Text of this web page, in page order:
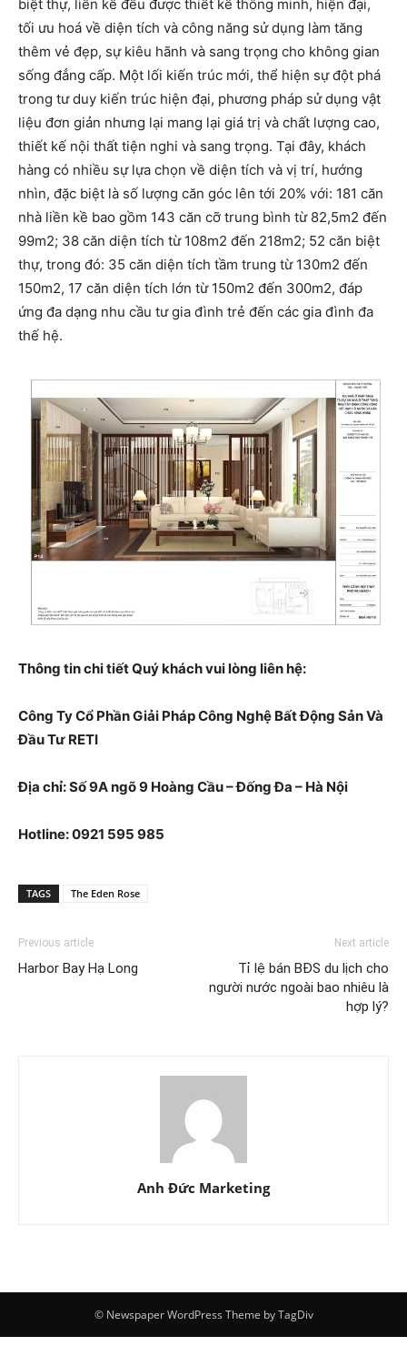
biệt thự, liền kề đều được thiết kế thông minh, hiện đại,
tối ưu hoá về diện tích và công năng sử dụng làm tăng
thêm vẻ đẹp, sự kiêu hãnh và sang trọng cho không gian
sống đẳng cấp. Một lối kiến trúc mới, thể hiện sự đột phá
trong tư duy kiến trúc hiện đại, phương pháp sử dụng vật
liệu đơn giản nhưng lại mang lại giá trị và chất lượng cao,
thiết kế nội thất tiện nghi và sang trọng. Tại đây, khách
hàng có nhiều sự lựa chọn về diện tích và vị trí, hướng
nhìn, đặc biệt là số lượng căn góc lên tới 20% với: 181 căn
nhà liền kề bao gồm 143 căn cỡ trung bình từ 82,5m2 đến
99m2; 38 căn diện tích từ 108m2 đến 218m2; 52 căn biệt
thự, trong đó: 35 căn diện tích tầm trung từ 130m2 đến
150m2, 17 căn diện tích lớn từ 150m2 đến 300m2, đáp
ứng đa dạng nhu cầu tư gia đình trẻ đến các gia đình đa
thế hệ.
Thông tin chi tiết Quý khách vui lòng liên hệ:
Công Ty Cổ Phần Giải Pháp Công Nghệ Bất Động Sản Và
Đầu Tư RETI
Địa chỉ: Số 9A ngõ 9 Hoàng Cầu – Đống Đa – Hà Nội
Hotline: 0921 595 985
TAGS The Eden Rose
Previous article
Harbor Bay Hạ Long
Next article
Tỉ lệ bán BĐS du lịch cho
người nước ngoài bao nhiêu là
hợp lý?
Anh Đức Marketing
© Newspaper WordPress Theme by TagDiv